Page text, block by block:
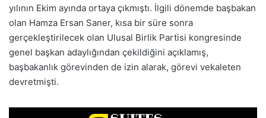
yılının Ekim ayında ortaya çıkmıştı. İlgili dönemde başbakan
olan Hamza Ersan Saner, kısa bir süre sonra
gerçekleştirilecek olan Ulusal Birlik Partisi kongresinde
genel başkan adaylığından çekildiğini açıklamış,
başbakanlık görevinden de izin alarak, görevi vekaleten
devretmişti.